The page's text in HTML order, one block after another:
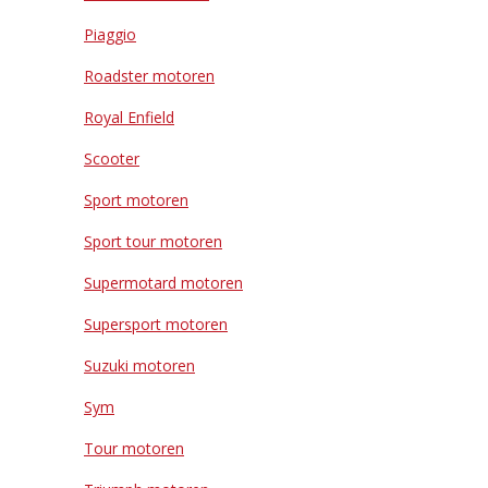
Piaggio
Roadster motoren
Royal Enfield
Scooter
Sport motoren
Sport tour motoren
Supermotard motoren
Supersport motoren
Suzuki motoren
Sym
Tour motoren